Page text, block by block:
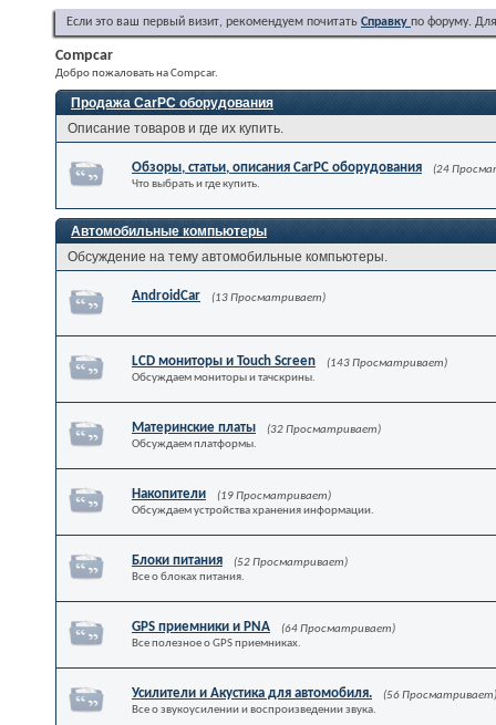
Если это ваш первый визит, рекомендуем почитать Справку по форуму.
Compcar
Добро пожаловать на Compcar.
Продажа CarPC оборудования
Описание товаров и где их купить.
Обзоры, статьи, описания CarPC оборудования
(24
Что выбрать и где купить.
Автомобильные компьютеры
Обсуждение на тему автомобильные компьютеры.
AndroidCar (13 Просматривает)
LCD мониторы и Touch Screen
(143 Просматривает)
Обсуждаем мониторы и тачскрины.
Материнские платы
(32 Просматривает)
Обсуждаем платформы.
Накопители
(19 Просматривает)
Обсуждаем устройства хранения информации.
Блоки питания
(52 Просматривает)
Все о блоках питания.
GPS приемники и PNA
(64 Просматривает)
Все полезное о GPS приемниках.
Усилители и Акустика для автомобиля.
(56 Просматривает)
Все о звукоусилении и воспроизведении звука.